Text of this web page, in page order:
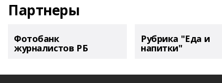
Партнеры
Фотобанк
журналистов РБ
Рубрика "Еда и
напитки"